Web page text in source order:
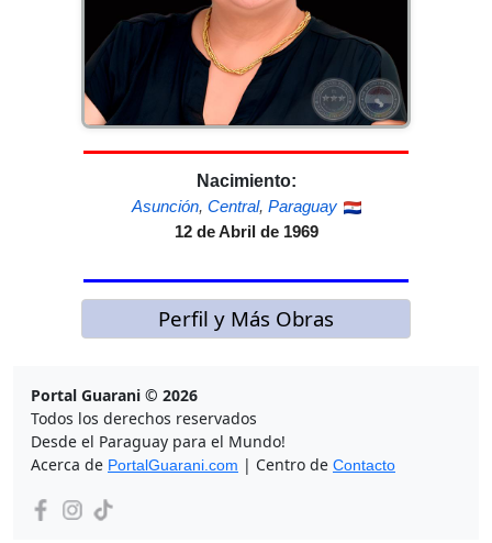
Nacimiento:
Asunción, Central, Paraguay
12 de Abril de 1969
Perfil y Más Obras
Portal Guarani © 2026
Todos los derechos reservados
Desde el Paraguay para el Mundo!
Acerca de PortalGuarani.com | Centro de Contacto